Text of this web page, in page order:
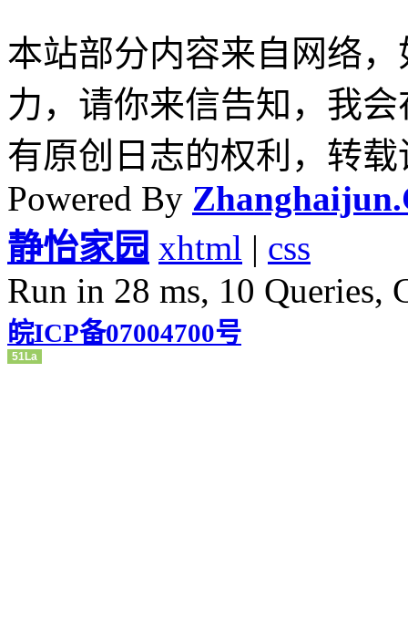
本站部分内容来自网络
力，请你来信告知，我
有原创日志的权利，转
Powered By
静怡家园 xhtml | css
Run in 28 ms, 10 Queries,
皖ICP备07004700号
51La